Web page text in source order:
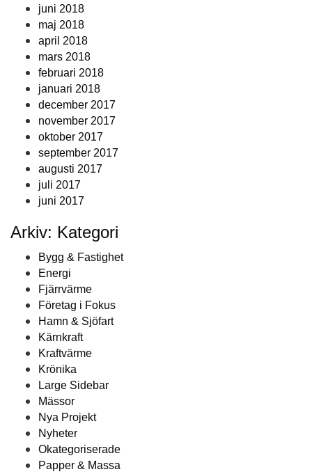
juni 2018
maj 2018
april 2018
mars 2018
februari 2018
januari 2018
december 2017
november 2017
oktober 2017
september 2017
augusti 2017
juli 2017
juni 2017
Arkiv: Kategori
Bygg & Fastighet
Energi
Fjärrvärme
Företag i Fokus
Hamn & Sjöfart
Kärnkraft
Kraftvärme
Krönika
Large Sidebar
Mässor
Nya Projekt
Nyheter
Okategoriserade
Papper & Massa